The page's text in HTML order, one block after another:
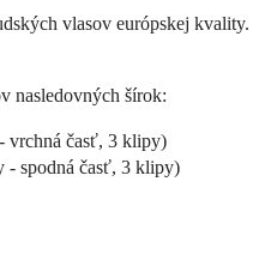
vlasov európskej kvality.
nasledovných šírok:
vrchná časť, 3 klipy)
- spodná časť, 3 klipy)